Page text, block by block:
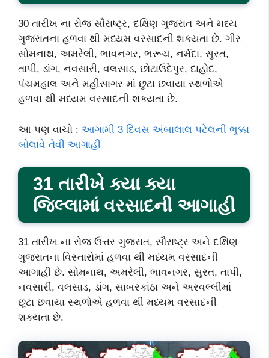
30 તારીખ ના રોજ સૌરાષ્ટ્ર, દક્ષિણ ગુજરાત અને મધ્ય
ગુજરાતના હળવા થી મધ્યમ વરસાદની શક્યતા છે. ગીર
સોમનાથ, અમરેલી, ભાવનગર, ભરૂચ, નર્મદા, સુરત,
તાપી, ડાંગ, નવસારી, વલસાડ, છોટાઉદેપુર, દાહોદ,
પંચમહાલ અને મહીસાગર માં છુટા છવાયા સ્થળોએ
હળવા થી મધ્યમ વરસાદની શક્યતા છે.
આ પણ વાચો : આગામી 3 દિવસ અંબાલાલ પટેલની ભુક્કા
બોલાવે તેવી આગાહી
31 તારીખે ક્યા ક્યા
જિલ્લામાં વરસાદની આગાહી
31 તારીખ ના રોજ ઉત્તર ગુજરાત, સૌરાષ્ટ્ર અને દક્ષિણ
ગુજરાતના વિસ્તારોમાં હળવા થી મધ્યમ વરસાદની
આગાહી છે. સોમનાથ, અમરેલી, ભાવનગર, સુરત, તાપી,
નવસારી, વલસાડ, ડાંગ, સાબરકાંઠા અને અરવલ્લીમાં
છૂટા છવાયા સ્થળોએ હળવા થી મધ્યમ વરસાદની
શક્યતા છે.